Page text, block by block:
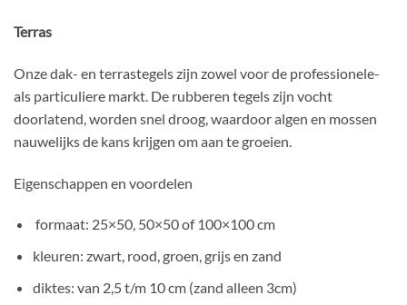
Terras
Onze dak- en terrastegels zijn zowel voor de professionele-
als particuliere markt. De rubberen tegels zijn vocht
doorlatend, worden snel droog, waardoor algen en mossen
nauwelijks de kans krijgen om aan te groeien.
Eigenschappen en voordelen
formaat: 25×50, 50×50 of 100×100 cm
kleuren: zwart, rood, groen, grijs en zand
diktes: van 2,5 t/m 10 cm (zand alleen 3cm)